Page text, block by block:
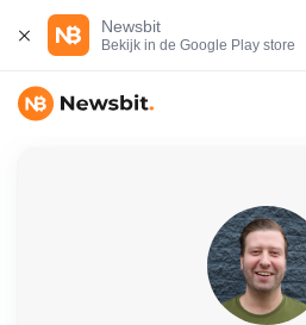
Newsbit
Bekijk in de Google Play store